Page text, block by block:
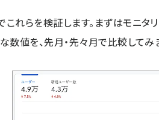
れらを検証します。まずはモニタリ
数値を、先月・先々月で比較してみ